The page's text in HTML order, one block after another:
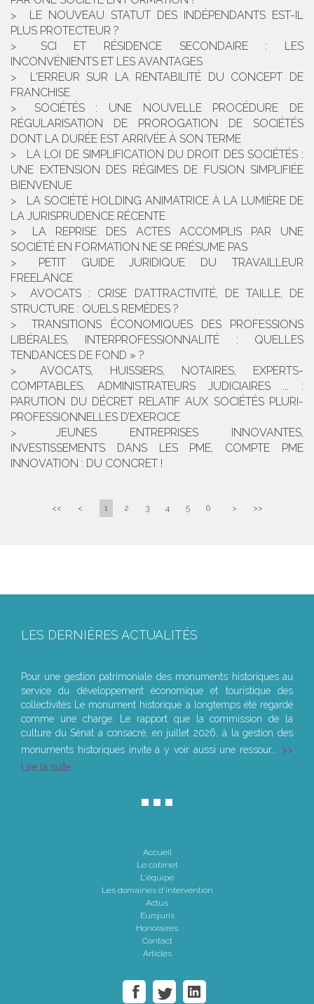
LE NOUVEAU STATUT DES INDÉPENDANTS EST-IL
PLUS PROTECTEUR ?
SCI ET RÉSIDENCE SECONDAIRE : LES
INCONVÉNIENTS ET LES AVANTAGES
L'ERREUR SUR LA RENTABILITÉ DU CONCEPT DE
FRANCHISE
SOCIÉTÉS : UNE NOUVELLE PROCÉDURE DE
RÉGULARISATION DE PROROGATION DE SOCIÉTÉS
DONT LA DURÉE EST ARRIVÉE À SON TERME
LA LOI DE SIMPLIFICATION DU DROIT DES SOCIÉTÉS :
UNE EXTENSION DES RÉGIMES DE FUSION SIMPLIFIÉE
BIENVENUE
LA SOCIÉTÉ HOLDING ANIMATRICE À LA LUMIÈRE DE
LA JURISPRUDENCE RÉCENTE
LA REPRISE DES ACTES ACCOMPLIS PAR UNE
SOCIÉTÉ EN FORMATION NE SE PRÉSUME PAS
PETIT GUIDE JURIDIQUE DU TRAVAILLEUR
FREELANCE
AVOCATS : CRISE D’ATTRACTIVITÉ, DE TAILLE, DE
STRUCTURE : QUELS REMÈDES ?
TRANSITIONS ÉCONOMIQUES DES PROFESSIONS
LIBÉRALES, INTERPROFESSIONNALITÉ : QUELLES
TENDANCES DE FOND » ?
AVOCATS, HUISSIERS, NOTAIRES, EXPERTS-
COMPTABLES, ADMINISTRATEURS JUDICIAIRES ... :
PARUTION DU DÉCRET RELATIF AUX SOCIÉTÉS PLURI-
PROFESSIONNELLES D’EXERCICE
JEUNES ENTREPRISES INNOVANTES,
INVESTISSEMENTS DANS LES PME, COMPTE PME
INNOVATION : DU CONCRET !
<< < 1 2 3 4 5 6 > >>
LES DERNIÈRES ACTUALITÉS
Pour une gestion patrimoniale des monuments historiques au
service du développement économique et touristique des
collectivités Le monument historique a longtemps été regardé
comme une charge. Le rapport que la commission de la
culture du Sénat a consacré, en juillet 2026, à la gestion des
monuments historiques invite à y voir aussi une ressour...
Lire la suite
Accueil
Le cabinet
L'équipe
Les domaines d'intervention
Actus
Eurojuris
Honoraires
Contact
Articles